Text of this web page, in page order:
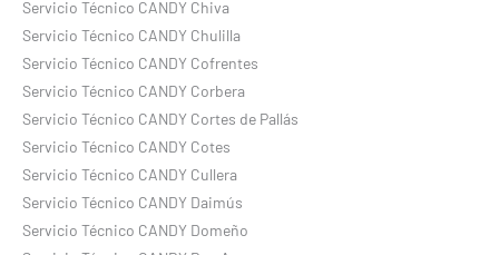
Servicio Técnico CANDY Chiva
Servicio Técnico CANDY Chulilla
Servicio Técnico CANDY Cofrentes
Servicio Técnico CANDY Corbera
Servicio Técnico CANDY Cortes de Pallás
Servicio Técnico CANDY Cotes
Servicio Técnico CANDY Cullera
Servicio Técnico CANDY Daimús
Servicio Técnico CANDY Domeño